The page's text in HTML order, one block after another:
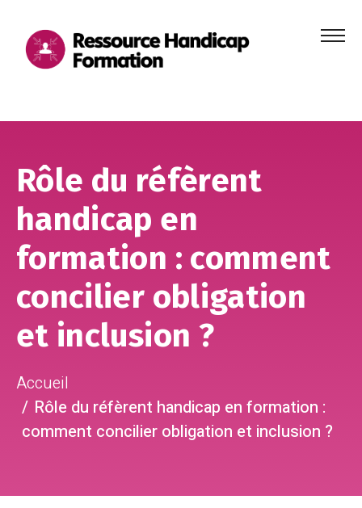
Menu
Rôle du réfèrent
handicap en
formation : comment
concilier obligation
et inclusion ?
Accueil
Rôle du réfèrent handicap en formation :
comment concilier obligation et inclusion ?